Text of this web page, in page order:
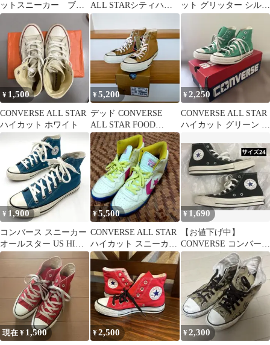
ットスニーカー ブラ
ック 25.5cm
ALL STARシティハイ
クHI ホワイト 23.5
ット グリッター シルバ
ー
¥ 1,500
CONVERSE ALL STAR
ハイカット ホワイト
¥5,200
デッド CONVERSE
ALL STAR FOOD
TEXTILE HI
¥2,250
CONVERSE ALL STAR
ハイカット グリーン ス
¥1,900
コンバース スニーカー
オールスター US HI
23cm ブルー Y1817
¥5,500
CONVERSE ALL STAR
ハイカット スニーカー
マルチカラー
¥1,690
【お値下げ中】
CONVERSE コンバース
オールスターブラック
ハイカット
現在 ¥ 1,500 ¥2,500 ¥2,300